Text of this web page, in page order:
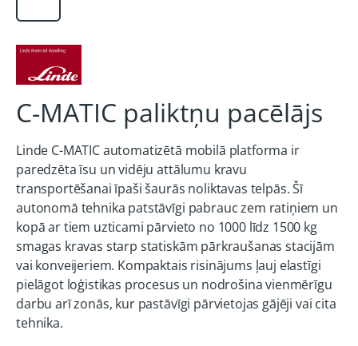
C-MATIC paliktņu pacēlājs
Linde C-MATIC automatizētā mobilā platforma ir
paredzēta īsu un vidēju attālumu kravu
transportēšanai īpaši šaurās noliktavas telpās. Šī
autonomā tehnika patstāvīgi pabrauc zem ratiņiem un
kopā ar tiem uzticami pārvieto no 1000 līdz 1500 kg
smagas kravas starp statiskām pārkraušanas stacijām
vai konveijeriem. Kompaktais risinājums ļauj elastīgi
pielāgot loģistikas procesus un nodrošina vienmērīgu
darbu arī zonās, kur pastāvīgi pārvietojas gājēji vai cita
tehnika.